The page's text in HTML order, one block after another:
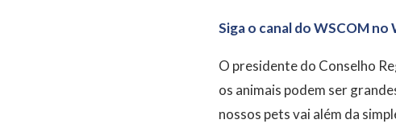
Siga o canal do WSCOM no
O presidente do Conselho
os animais podem ser
nossos pets vai além da